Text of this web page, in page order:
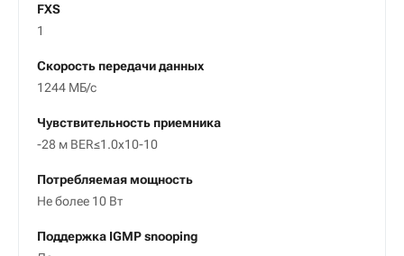
FXS
1
Скорость передачи данных
1244 МБ/с
Чувствительность приемника
-28 м BER≤1.0x10-10
Потребляемая мощность
Не более 10 Вт
Поддержка IGMP snooping